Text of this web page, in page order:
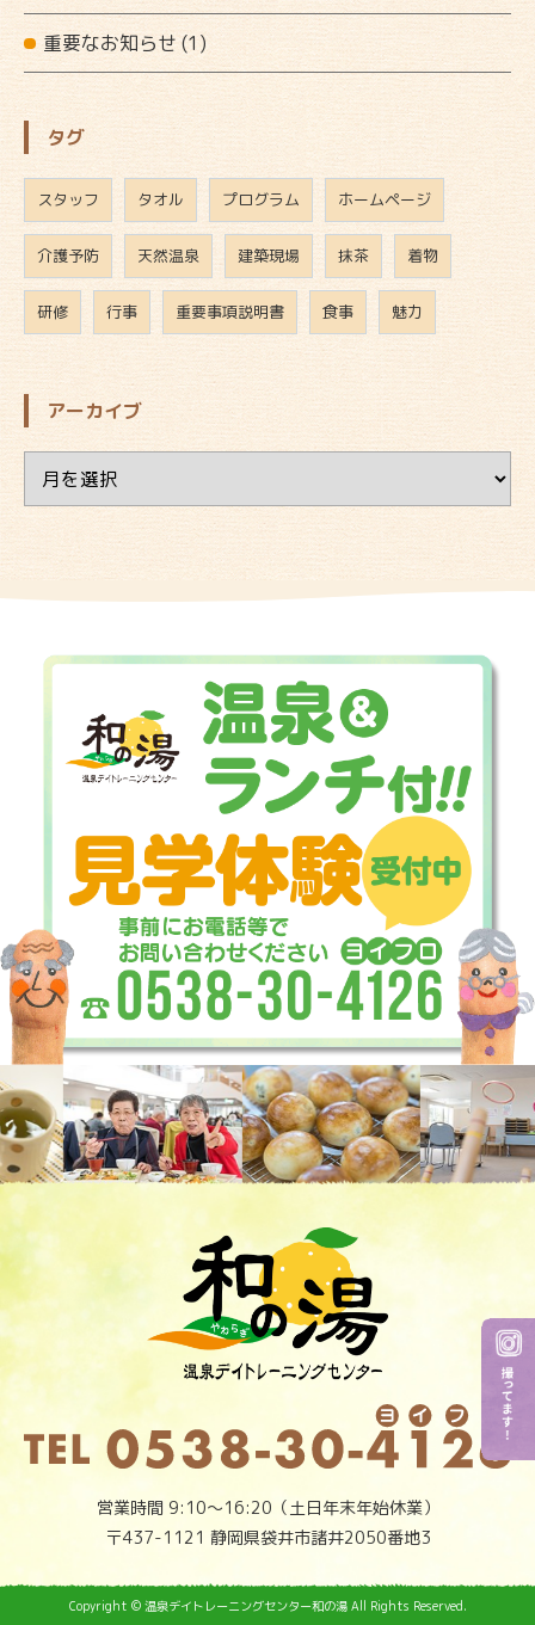
重要なお知らせ (1)
タグ
スタッフ タオル プログラム ホームページ
介護予防 天然温泉 建築現場 抹茶 着物
研修 行事 重要事項説明書 食事 魅力
アーカイブ
営業時間 9:10～16:20（土日年末年始休業）
〒437-1121 静岡県袋井市諸井2050番地3
Copyright © 温泉デイトレーニングセンター和の湯 All Rights Reserved.